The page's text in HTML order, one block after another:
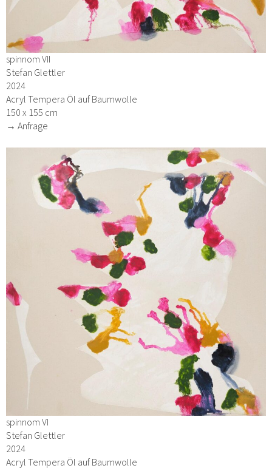
spinnom VII
Stefan Glettler
2024
Acryl Tempera Öl auf Baumwolle
150 x 155 cm
→ Anfrage
spinnom VI
Stefan Glettler
2024
Acryl Tempera Öl auf Baumwolle